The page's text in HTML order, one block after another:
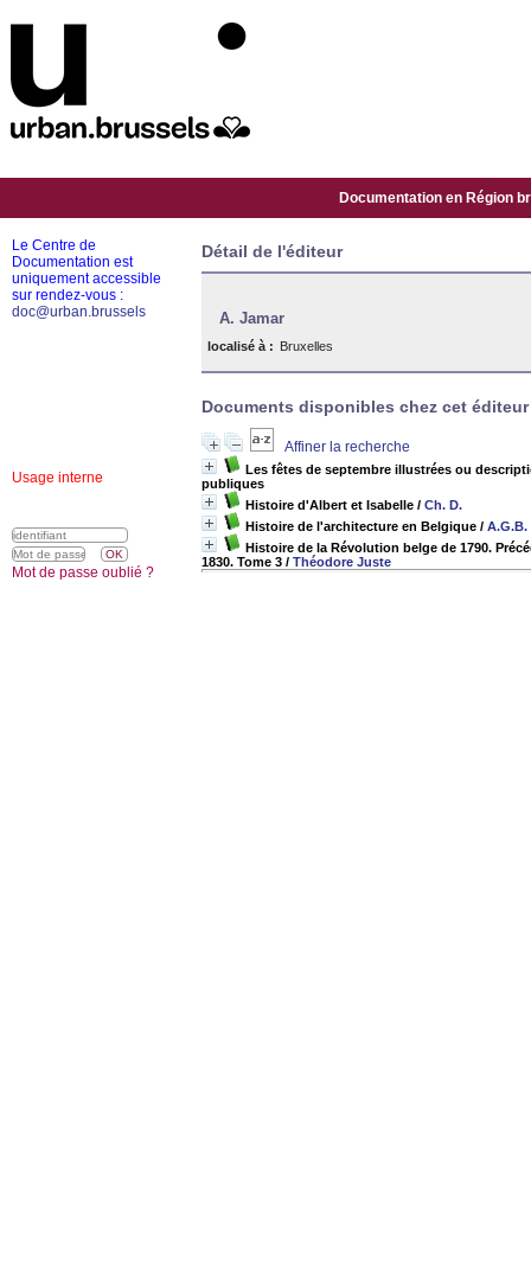
Documentation en Région
Détail de l'éditeur
A. Jamar
localisé à : Bruxelles
Documents disponibles chez cet éditeur
Affiner la recherche
Les fêtes de septembre illustrées ou
publiques
Histoire d'Albert et Isabelle / Ch. D.
Histoire de l'architecture en Belgique / A.G.B.
Histoire de la Révolution belge de 1790.
1830. Tome 3 / Théodore Juste
Le Centre de
Documentation est
uniquement accessible
sur rendez-vous :
doc@urban.brussels
Usage interne
Mot de passe oublié ?